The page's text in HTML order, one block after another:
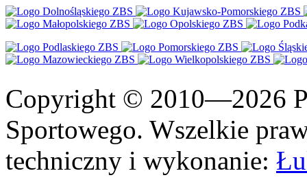
Copyright © 2010—2026
Sportowego. Wszelkie
techniczny i wykonanie: